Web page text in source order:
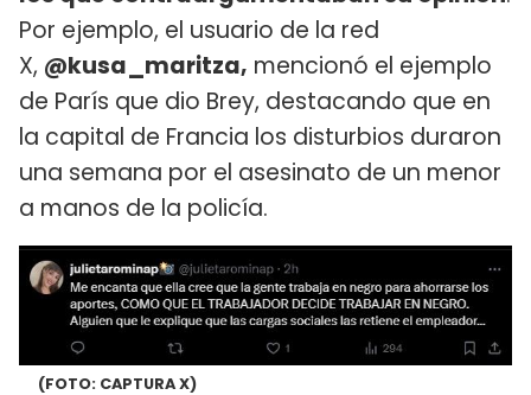
Por ejemplo, el usuario de la red
X, @kusa_maritza, mencionó el ejemplo
de París que dio Brey, destacando que en
la capital de Francia los disturbios duraron
una semana por el asesinato de un menor
a manos de la policía.
(FOTO: CAPTURA X)